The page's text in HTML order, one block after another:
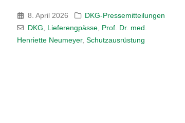
7. April 2026
DKG-Pressemitteilungen
DKG, GKV,Prof. Dr. med. Henriette
Neumeyer,Zuckersteuer